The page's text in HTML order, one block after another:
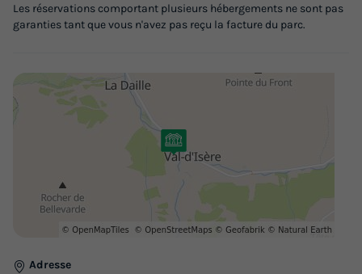
Les réservations comportant plusieurs hébergements ne sont pas
garanties tant que vous n'avez pas reçu la facture du parc.
Adresse